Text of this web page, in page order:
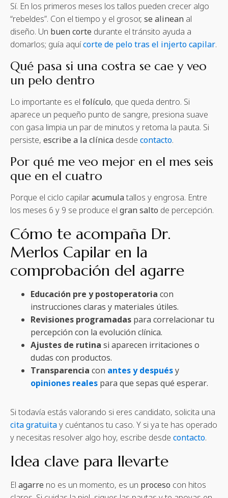
Sí. En los primeros meses los tallos pueden crecer algo
“rebeldes”. Con el tiempo y el grosor, se alinean al
diseño. Un buen corte durante el tránsito ayuda a
domarlos; guía aquícorte de pelo tras el injerto capilar.
Qué pasa si una costra se cae y veo
un pelo dentro
Lo importante es el folículo, que queda dentro. Si
aparece un pequeño punto de sangre, presiona suave
con gasa limpia un par de minutos y retoma la pauta. Si
persiste, escribe a la clínica desde contacto.
Por qué me veo mejor en el mes seis
que en el cuatro
Porque el ciclo capilaracumulatallos y engrosa. Entre
los meses 6 y 9 se produce el gran salto de percepción.
Cómo te acompaña Dr.
Merlos Capilar en la
comprobación del agarre
Educación pre y postoperatoria con
instrucciones claras y materiales útiles.
Revisiones programadas para correlacionar tu
percepción con la evolución clínica.
Ajustes de rutina si aparecen irritaciones o
dudas con productos.
Transparencia con antes y despuésy
opiniones reales para que sepas qué esperar.
Si todavía estás valorando si eres candidato, solicita una
cita gratuitay cuéntanos tu caso. Y si ya te has operado
y necesitas resolver algo hoy, escribe desde contacto.
Idea clave para llevarte
El agarre no es un momento, es un proceso con hitos